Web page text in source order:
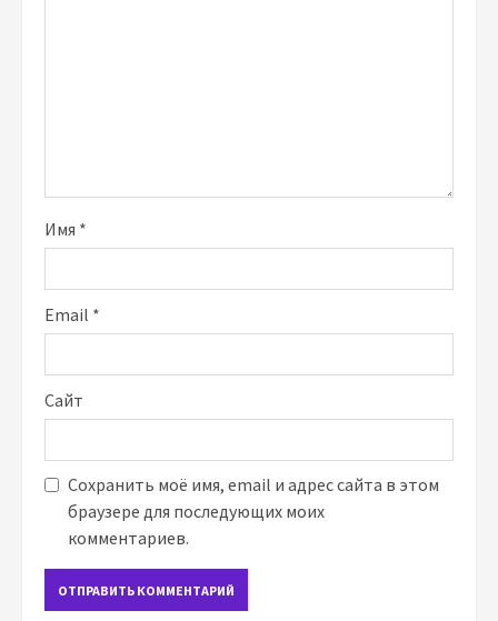
Имя *
Email *
Сайт
Сохранить моё имя, email и адрес сайта в этом
браузере для последующих моих
комментариев.